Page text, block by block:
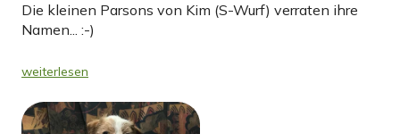
Die kleinen Parsons von Kim (S-Wurf) verraten ihre
Namen... :-)
weiterlesen